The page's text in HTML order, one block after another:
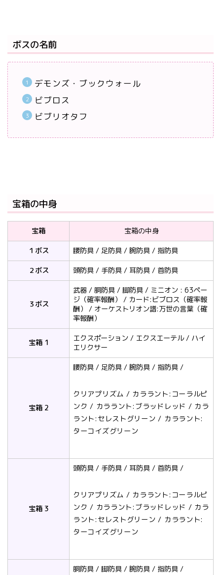
ボスの名前
デモンズ・ブックウォール
ビブロス
ビブリオタフ
宝箱の中身
宝箱
宝箱の中身
１ボス
腰防具 / 足防具 / 腕防具 / 指防具
２ボス
頭防具 / 手防具 / 耳防具 / 首防具
３ボス
武器 / 胴防具 / 脚防具 / ミニオン : 63ペー
ジ（確率報酬） / カード:ビブロス（確率報
酬） / オーケストリオン譜:万世の言葉（確
率報酬）
宝箱 1
エクスポーション / エクスエーテル / ハイ
エリクサー
宝箱 2
腰防具 / 足防具 / 腕防具 / 指防具 /
クリアプリズム / カララント:コーラルピ
ンク / カララント:ブラッドレッド / カラ
ラント:セレストグリーン / カララント:
ターコイズグリーン
宝箱 3
頭防具 / 手防具 / 耳防具 / 首防具 /
クリアプリズム / カララント:コーラルピ
ンク / カララント:ブラッドレッド / カラ
ラント:セレストグリーン / カララント:
ターコイズグリーン
胴防具 / 脚防具 / 腕防具 / 指防具 /